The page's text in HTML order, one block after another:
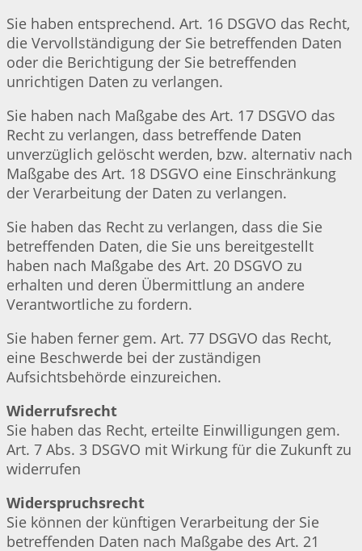
Sie haben entsprechend. Art. 16 DSGVO das Recht,
die Vervollständigung der Sie betreffenden Daten
oder die Berichtigung der Sie betreffenden
unrichtigen Daten zu verlangen.
Sie haben nach Maßgabe des Art. 17 DSGVO das
Recht zu verlangen, dass betreffende Daten
unverzüglich gelöscht werden, bzw. alternativ nach
Maßgabe des Art. 18 DSGVO eine Einschränkung
der Verarbeitung der Daten zu verlangen.
Sie haben das Recht zu verlangen, dass die Sie
betreffenden Daten, die Sie uns bereitgestellt
haben nach Maßgabe des Art. 20 DSGVO zu
erhalten und deren Übermittlung an andere
Verantwortliche zu fordern.
Sie haben ferner gem. Art. 77 DSGVO das Recht,
eine Beschwerde bei der zuständigen
Aufsichtsbehörde einzureichen.
Widerrufsrecht
Sie haben das Recht, erteilte Einwilligungen gem.
Art. 7 Abs. 3 DSGVO mit Wirkung für die Zukunft zu
widerrufen
Widerspruchsrecht
Sie können der künftigen Verarbeitung der Sie
betreffenden Daten nach Maßgabe des Art. 21